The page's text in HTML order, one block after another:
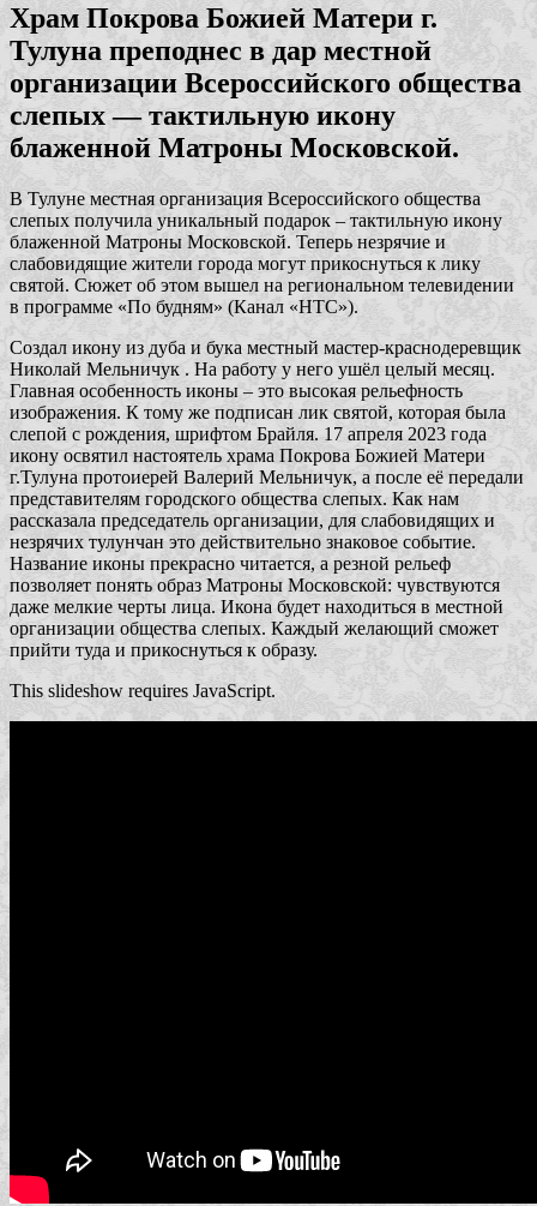
Храм Покрова Божией Матери г.
Тулуна преподнес в дар местной
организации Всероссийского общества
слепых — тактильную икону
блаженной Матроны Московской.
В Тулуне местная организация Всероссийского общества
слепых получила уникальный подарок – тактильную икону
блаженной Матроны Московской. Теперь незрячие и
слабовидящие жители города могут прикоснуться к лику
святой. Сюжет об этом вышел на региональном телевидении
в программе «По будням» (Канал «НТС»).
Создал икону из дуба и бука местный мастер-краснодеревщик
Николай Мельничук . На работу у него ушёл целый месяц.
Главная особенность иконы – это высокая рельефность
изображения. К тому же подписан лик святой, которая была
слепой с рождения, шрифтом Брайля. 17 апреля 2023 года
икону освятил настоятель храма Покрова Божией Матери
г.Тулуна протоиерей Валерий Мельничук, а после её передали
представителям городского общества слепых. Как нам
рассказала председатель организации, для слабовидящих и
незрячих тулунчан это действительно знаковое событие.
Название иконы прекрасно читается, а резной рельеф
позволяет понять образ Матроны Московской: чувствуются
даже мелкие черты лица. Икона будет находиться в местной
организации общества слепых. Каждый желающий сможет
прийти туда и прикоснуться к образу.
This slideshow requires JavaScript.